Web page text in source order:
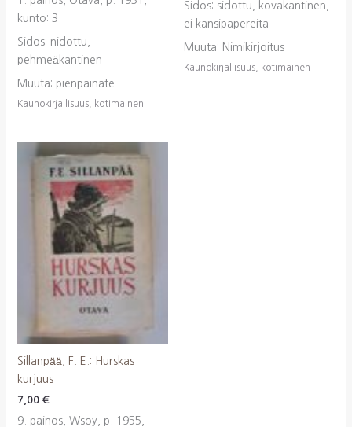
kunto: 3
Sidos: nidottu,
pehmeäkantinen
Muuta: pienpainate
Kaunokirjallisuus, kotimainen
Sidos: sidottu, kovakantinen,
ei kansipapereita
Muuta: Nimikirjoitus
Kaunokirjallisuus, kotimainen
Sillanpää, F. E.: Hurskas
kurjuus
7,00 €
9. painos, Wsoy, p. 1955,